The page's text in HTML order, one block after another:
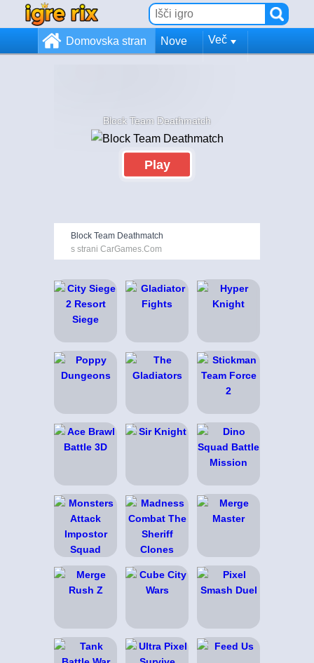
Domovska stran Nove Več
Block Team Deathmatch
Play
Block Team Deathmatch
s strani CarGames.Com